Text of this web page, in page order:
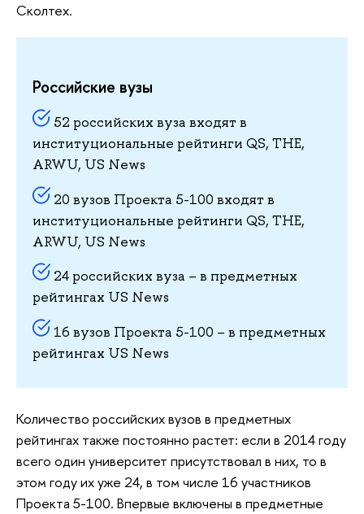
Сколтех.
Российские вузы
52 российских вуза входят в
институциональные рейтинги QS, THE,
ARWU, US News
20 вузов Проекта 5-100 входят в
институциональные рейтинги QS, THE,
ARWU, US News
24 российских вуза – в предметных
рейтингах US News
16 вузов Проекта 5-100 – в предметных
рейтингах US News
Количество российских вузов в предметных
рейтингах также постоянно растет: если в 2014 году
всего один университет присутствовал в них, то в
этом году их уже 24, в том числе 16 участников
Проекта 5-100. Впервые включены в предметные